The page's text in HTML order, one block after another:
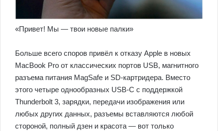
«Привет! Мы — твои новые палки»
Больше всего споров привёл к отказу Apple в новых
MacBook Pro от классических портов USB, магнитного
разъема питания MagSafe и SD-картридера. Вместо
этого четыре однообразных USB-C с поддержкой
Thunderbolt 3, зарядки, передачи изображения или
любых других данных, разъемы вставляются любой
стороной, полный дзен и красота — вот только